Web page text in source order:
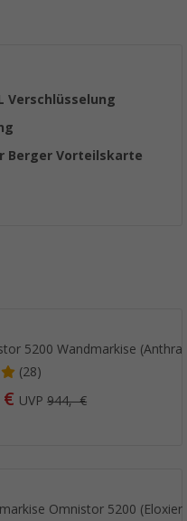
Verschlüsselung
Berger Vorteilskarte
5200 Wandmarkise
(28)
€ UVP944,- €
Omnistor 5200